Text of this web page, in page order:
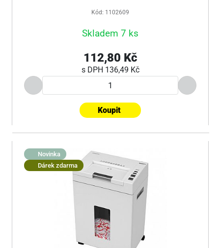
Kód: 1102609
Skladem 7 ks
112,80 Kč
s DPH 136,49 Kč
Koupit
Novinka
Dárek zdarma